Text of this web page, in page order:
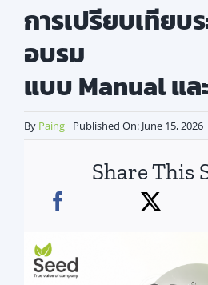
บล็อค
ดาวน์โหลด
สมัครใช้บริการ
การเปรียบเทียบ
อบรม
แบบ Manual แ
By Paing Published On: June 15, 2026
Share This